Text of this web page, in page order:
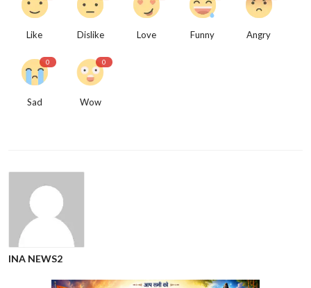
Like Dislike Love Funny Angry
0
Sad
0
Wow
INA NEWS2